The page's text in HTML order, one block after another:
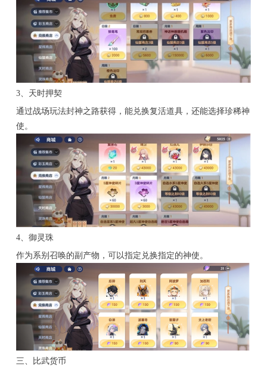
3、天时押契
通过战场玩法封神之路获得，能兑换复活道具，还能选择珍稀神
使。
4、御灵珠
作为系别召唤的副产物，可以指定兑换指定的神使。
三、比武货币